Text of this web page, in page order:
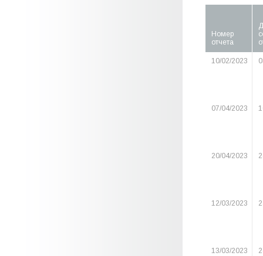
Номер
отчета
10/02/2023
07/04/2023
20/04/2023
12/03/2023
13/03/2023